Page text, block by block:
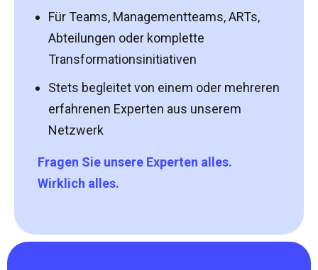
Für Teams, Managementteams, ARTs,
Abteilungen oder komplette
Transformationsinitiativen
Stets begleitet von einem oder mehreren
erfahrenen Experten aus unserem
Netzwerk
Fragen Sie unsere Experten alles.
Wirklich alles.